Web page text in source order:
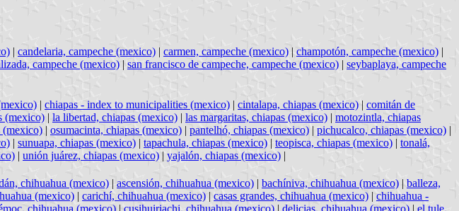
| candelaria, campeche (mexico) | carmen, campeche (mexico) | champotón, campeche (mexico) |
campeche (mexico) | san francisco de campeche, campeche (mexico) | seybaplaya, campeche
| chiapas - index to municipalities (mexico) | cintalapa, chiapas (mexico) | comitán de
(mexico) | la libertad, chiapas (mexico) | las margaritas, chiapas (mexico) | motozintla, chiapas
(mexico) | osumacinta, chiapas (mexico) | pantelhó, chiapas (mexico) | pichucalco, chiapas (mexico) |
| sunuapa, chiapas (mexico) | tapachula, chiapas (mexico) | teopisca, chiapas (mexico) | tonalá,
| unión juárez, chiapas (mexico) | yajalón, chiapas (mexico) |
chihuahua (mexico) | ascensión, chihuahua (mexico) | bachíniva, chihuahua (mexico) | balleza,
(mexico) | carichí, chihuahua (mexico) | casas grandes, chihuahua (mexico) | chihuahua -
chihuahua (mexico) | cusihuiriachi, chihuahua (mexico) | delicias, chihuahua (mexico) | el tule,